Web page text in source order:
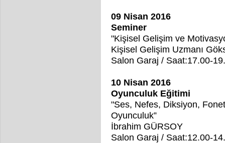
09 Nisan 2016
Seminer
"Kişisel Gelişim ve
Kişisel Gelişim Uzmanı
Salon Garaj / Saat:17.00-
10 Nisan 2016
Oyunculuk Eğitimi
"Ses, Nefes, Diksiyon,
Oyunculuk”
İbrahim GÜRSOY
Salon Garaj / Saat:12.00-